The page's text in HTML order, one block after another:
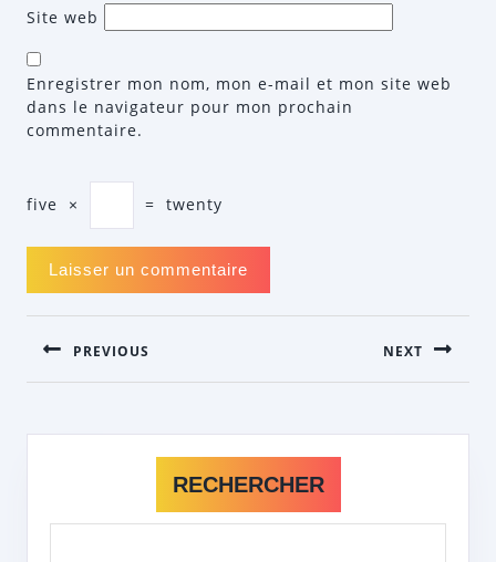
Site web
Enregistrer mon nom, mon e-mail et mon site web
dans le navigateur pour mon prochain
commentaire.
five × = twenty
NAVIGATION
DE
L’ARTICLE
PREVIOUS NEXT
RECHERCHER